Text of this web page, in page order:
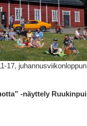
17,
-näyttely